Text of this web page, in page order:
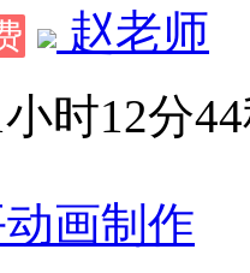
赵老师
小时12分
画制作